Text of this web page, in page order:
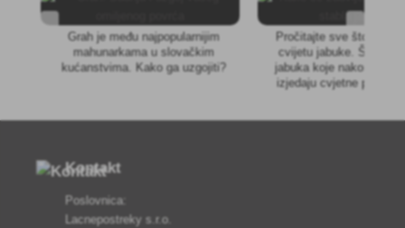
Grah je među najpopularnijim
mahunarkama u slovačkim
kućanstvima. Kako ga uzgojiti?
Pročitajte sve što
cvijetu jabuke. Šteti
jabuka koje nakon što
izjedaju cvjetne pupove
Kontakt
Poslovnica:
Lacnepostreky s.r.o.